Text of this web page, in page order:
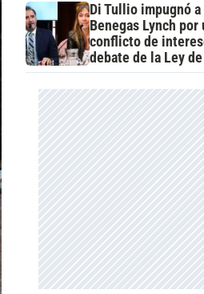
Di Tullio impugnó
Benegas Lynch por
conflicto de
debate de la Ley